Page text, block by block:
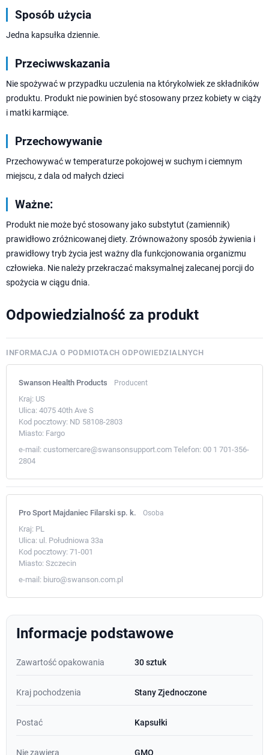
Sposób użycia
Jedna kapsułka dziennie.
Przeciwwskazania
Nie spożywać w przypadku uczulenia na którykolwiek ze składników
produktu. Produkt nie powinien być stosowany przez kobiety w ciąży
i matki karmiące.
Przechowywanie
Przechowywać w temperaturze pokojowej w suchym i ciemnym
miejscu, z dala od małych dzieci
Ważne:
Produkt nie może być stosowany jako substytut (zamiennik)
prawidłowo zróżnicowanej diety. Zrównoważony sposób żywienia i
prawidłowy tryb życia jest ważny dla funkcjonowania organizmu
człowieka. Nie należy przekraczać maksymalnej zalecanej porcji do
spożycia w ciągu dnia.
Odpowiedzialność za produkt
INFORMACJA O PODMIOTACH ODPOWIEDZIALNYCH
Swanson Health Products Producent
Kraj: US
Ulica: 4075 40th Ave S
Kod pocztowy: ND 58108-2803
Miasto: Fargo
e-mail: customercare@swansonsupport.com Telefon: 00 1 701-356-
2804
Pro Sport Majdaniec Filarski sp. k. Osoba
Kraj: PL
Ulica: ul. Południowa 33a
Kod pocztowy: 71-001
Miasto: Szczecin
e-mail: biuro@swanson.com.pl
Informacje podstawowe
Zawartość opakowania 30 sztuk
Kraj pochodzenia Stany Zjednoczone
Postać Kapsułki
Nie zawiera GMO